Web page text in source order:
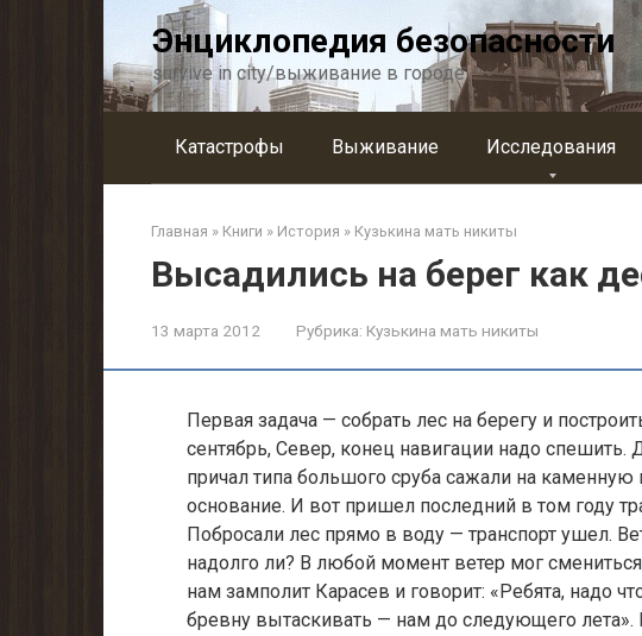
Энциклопедия безопасности
survive in city/выживание в городе
Катастрофы Выживание Исследования
Главная » Книги » История » Кузькина мать никиты
Высадились на берег как
13 марта 2012 Рубрика: Кузькина мать никиты
Первая задача — собрать лес на берегу и
сентябрь, Север, конец навигации надо спешить.
причал типа большого сруба сажали на
основание. И вот пришел последний в том году
Побросали лес прямо в воду — транспорт ушел.
надолго ли? В любой момент ветер мог
нам замполит Карасев и говорит: «Ребята, надо
бревну вытаскивать — нам до следующего